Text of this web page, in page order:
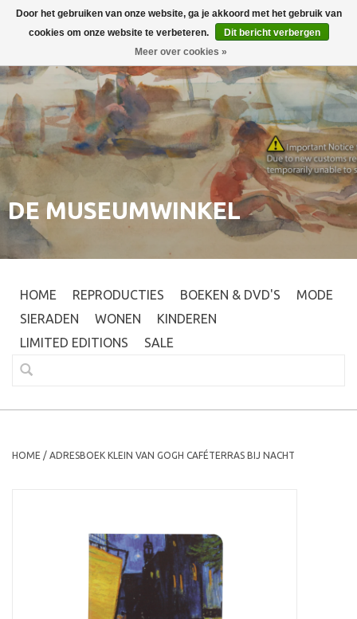
Inloggen 0
DE MUSEUMWINKEL
HOME REPRODUCTIES BOEKEN & DVD'S
MODE
SIERADEN
WONEN
KINDEREN
LIMITED EDITIONS
SALE
HOME / ADRESBOEK KLEIN VAN GOGH CAFÉTERRAS BIJ NACHT
Door het gebruiken van onze website, ga je akkoord met het gebruik van
cookies om onze website te verbeteren.
Dit bericht verbergen
Meer over cookies »